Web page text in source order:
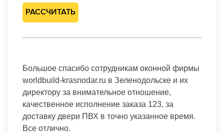
РАССЧИТАТЬ
Большое спасибо сотрудникам оконной фирмы
worldbuild-krasnodar.ru в Зеленодольске и их
директору за внимательное отношение,
качественное исполнение заказа 123, за
доставку двери ПВХ в точно указанное время.
Все отлично.